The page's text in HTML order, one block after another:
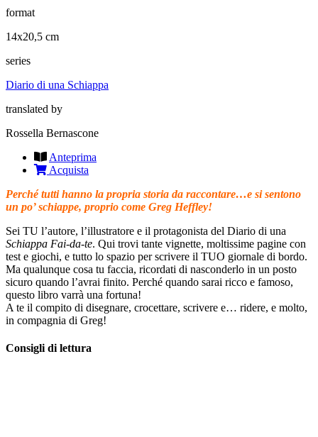
format
14x20,5 cm
series
Diario di una Schiappa
translated by
Rossella Bernascone
Anteprima
Acquista
Perché tutti hanno la propria storia da raccontare…e si sentono
un po’ schiappe, proprio come Greg Heffley!
Sei TU l’autore, l’illustratore e il protagonista del Diario di una
Schiappa Fai-da-te. Qui trovi tante vignette, moltissime pagine con
test e giochi, e tutto lo spazio per scrivere il TUO giornale di bordo.
Ma qualunque cosa tu faccia, ricordati di nasconderlo in un posto
sicuro quando l’avrai finito. Perché quando sarai ricco e famoso,
questo libro varrà una fortuna!
A te il compito di disegnare, crocettare, scrivere e… ridere, e molto,
in compagnia di Greg!
Consigli di lettura